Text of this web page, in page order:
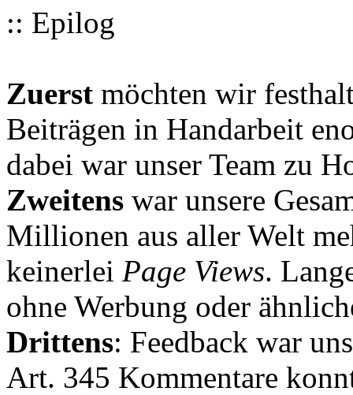
:: Epilog
Zuerst möchten wir
Beiträgen in Handarbeit
dabei war unser Team zu
Zweitens war unsere
Millionen aus aller Welt
keinerlei Page Views.
ohne Werbung oder
Drittens: Feedback war
Art. 345 Kommentare